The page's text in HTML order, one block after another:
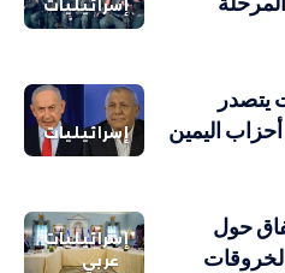
إسرائيليات
إسرائيليات
يتصدر
اليمين
إسرائيليات
عربي
حول